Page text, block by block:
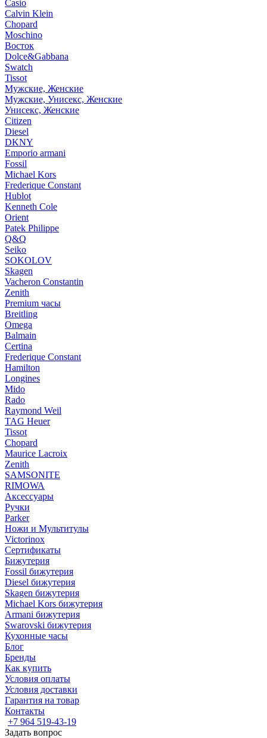
Casio
Calvin Klein
Chopard
Moschino
Восток
Dolce&Gabbana
Swatch
Tissot
Мужские, Женские
Мужские, Унисекс, Женские
Унисекс, Женские
Citizen
Diesel
DKNY
Emporio armani
Fossil
Michael Kors
Frederique Constant
Hublot
Kenneth Cole
Orient
Patek Philippe
Q&Q
Seiko
SOKOLOV
Skagen
Vacheron Constantin
Zenith
Premium часы
Breitling
Omega
Balmain
Certina
Frederique Constant
Hamilton
Longines
Mido
Rado
Raymond Weil
TAG Heuer
Tissot
Chopard
Maurice Lacroix
Zenith
SAMSONITE
RIMOWA
Аксессуары
Ручки
Parker
Ножи и Мультитулы
Victorinox
Сертификаты
Бижутерия
Fossil бижутерия
Diesel бижутерия
Skagen бижутерия
Michael Kors бижутерия
Armani бижутерия
Swarovski бижутерия
Кухонные часы
Блог
Бренды
Как купить
Условия оплаты
Условия доставки
Гарантия на товар
Контакты
+7 964 519-43-19
Задать вопрос